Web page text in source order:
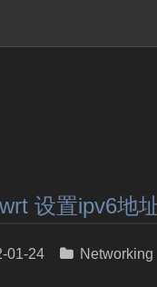
设置ipv6地
01-24 Networking